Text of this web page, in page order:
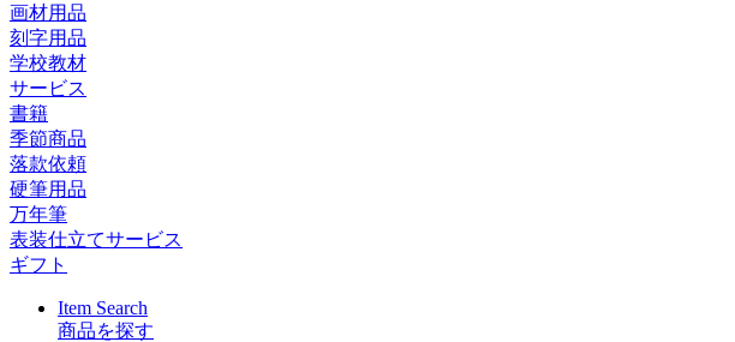
画材用品
刻字用品
学校教材
サービス
書籍
季節商品
落款依頼
硬筆用品
万年筆
表装仕立てサービス
ギフト
Item Search
商品を探す